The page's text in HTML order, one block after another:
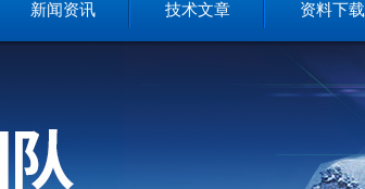
新闻资讯 技术文章 资料下载